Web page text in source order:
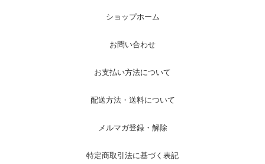
ショップホーム
お問い合わせ
お支払い方法について
配送方法・送料について
メルマガ登録・解除
特定商取引法に基づく表記